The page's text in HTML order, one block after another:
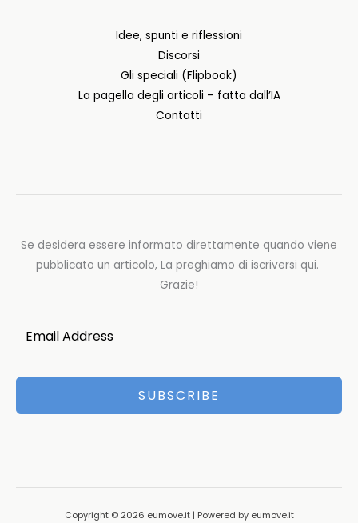
Idee, spunti e riflessioni
Discorsi
Gli speciali (Flipbook)
La pagella degli articoli – fatta dall’IA
Contatti
Se desidera essere informato direttamente quando viene
pubblicato un articolo, La preghiamo di iscriversi qui.
Grazie!
SUBSCRIBE
Copyright © 2026 eumove.it | Powered by eumove.it